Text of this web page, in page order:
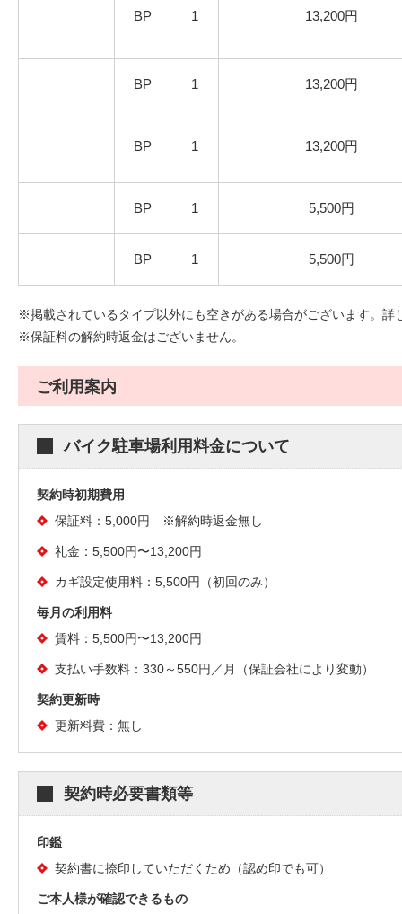
BP 1 13,200円
BP 1 13,200円
BP 1 13,200円
BP 1 5,500円
BP 1 5,500円
※掲載されているタイプ以外にも空きがある場合がございます。詳
※保証料の解約時返金はございません。
ご利用案内
バイク駐車場利用料金について
契約時初期費用
保証料：5,000円 ※解約時返金無し
礼金：5,500円〜13,200円
カギ設定使用料：5,500円（初回のみ）
毎月の利用料
賃料：5,500円〜13,200円
支払い手数料：330～550円／月（保証会社により変動）
契約更新時
更新料費：無し
契約時必要書類等
印鑑
契約書に捺印していただくため（認め印でも可）
ご本人様が確認できるもの